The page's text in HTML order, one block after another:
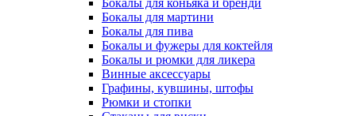
Бокалы для коньяка и бренди
Бокалы для мартини
Бокалы для пива
Бокалы и фужеры для коктейля
Бокалы и рюмки для ликера
Винные аксессуары
Графины, кувшины, штофы
Рюмки и стопки